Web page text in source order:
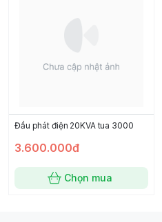
Đầu phát điện 20KVA tua 3000
3.600.000đ
Chọn mua